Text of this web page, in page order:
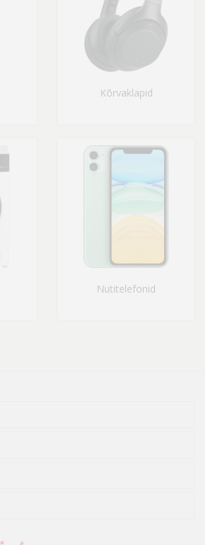
Kõrvaklapid
Nutitelefonid